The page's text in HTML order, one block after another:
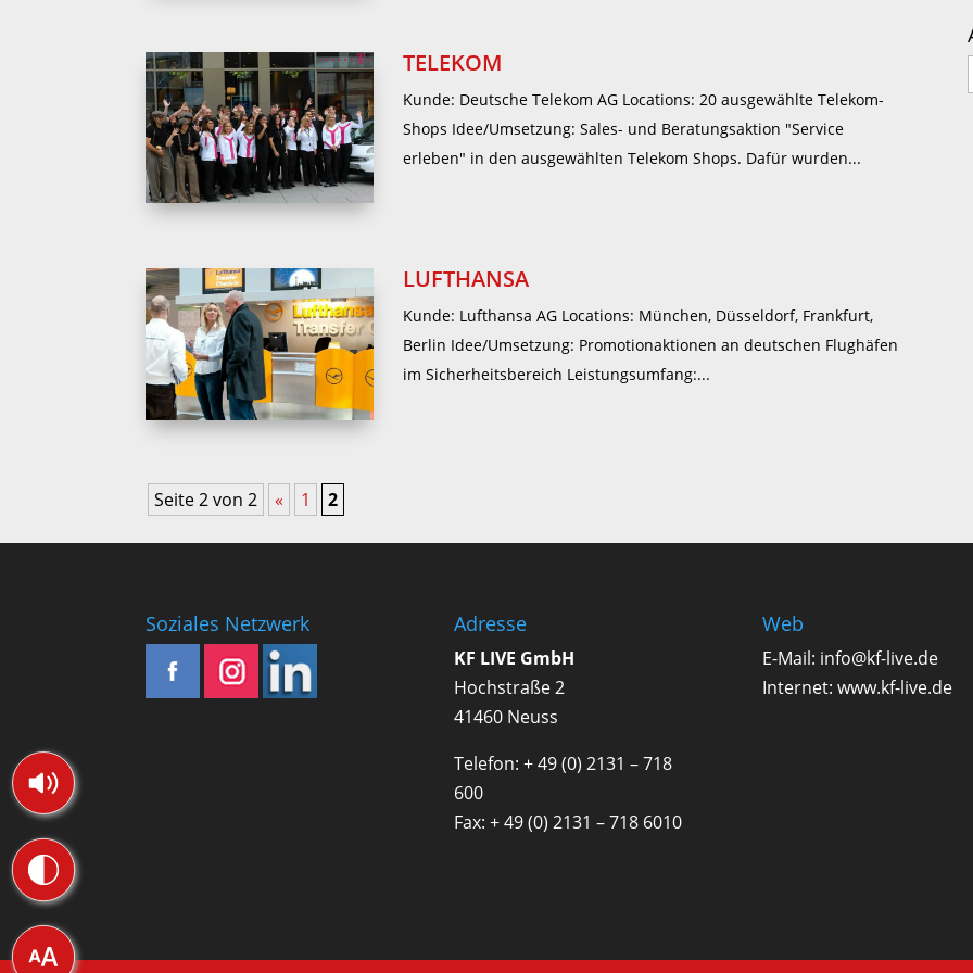
TELEKOM
Kunde: Deutsche Telekom AG Locations: 20 ausgewählte Telekom-
Shops Idee/Umsetzung: Sales- und Beratungsaktion "Service
erleben" in den ausgewählten Telekom Shops. Dafür wurden...
LUFTHANSA
Kunde: Lufthansa AG Locations: München, Düsseldorf, Frankfurt,
Berlin Idee/Umsetzung: Promotionaktionen an deutschen Flughäfen
im Sicherheitsbereich Leistungsumfang:...
Seite 2 von 2 « 1 2
Soziales Netzwerk Adresse
KF LIVE GmbH
Hochstraße 2
41460 Neuss
Telefon: + 49 (0) 2131 – 718
600
Fax: + 49 (0) 2131 – 718 6010
Web
E-Mail: info@kf-live.de
Internet: www.kf-live.de